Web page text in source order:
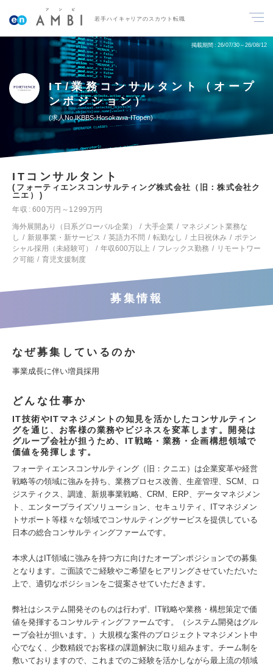
若手ハイキャリアのスカウト転職
掲載期間 26/07/30～26/08/12
IT/業務コンサルタント（オープ
ンポジション）
求人No.IKBBS-Hosokawa-ITopen
ITコンサルタント
フォーティエンスコンサルティング株式会社（旧：株式会社ク
ニエ）
年収
600万円～1299万円
海外展開あり（日系グローバル企業）
大手企業
マネジメント業務な
し
新規事業・新サービス 英語力不問 転勤なし 土日祝休み
ポテン
シャル採用（未経験可）
年収600万以上 フレックス勤務
リモートワー
ク可能
育児支援制度
募集情報
なぜ募集しているのか
事業成長に伴い増員採用
どんな仕事か
IT技術やITマネジメントの知見を活かしたコンサルティン
グを通じ、お客様の業務やビジネスを変革します。開発は
グループ会社が担うため、IT戦略・業務・企画構想領域で
価値を発揮します。
フォーティエンスコンサルティング（旧：クニエ）は企業変革や経営
戦略等の領域に強みを持ち、業務プロセス改善、生産管理、SCM、ロ
ジスティクス、調達、新規事業戦略、CRM、ERP、データマネジメン
ト、エンタープライズソリューション、セキュリティ、ITマネジメン
トサポート等様々な領域でコンサルティングサービスを提供している
日本の総合コンサルティングファームです。
本求人はIT領域に強みを持つ方に向けたオープンポジションでの募集
となります。ご面談でご経験やご希望をヒアリングさせていただいた
上で、適切なポジションをご提案させていただきます。
弊社はシステム開発そのものは行わず、IT戦略や業務・構想策定で価
値を発揮するコンサルティングファームです。（システム開発はグル
ープ会社が担います。）大規模な案件のプロジェクトマネジメント中
心でなく、少数精鋭でお客様の課題解決に取り組みます。チーム制を
敷いておりますので、これまでのご経験を活かしながら最上流の領域